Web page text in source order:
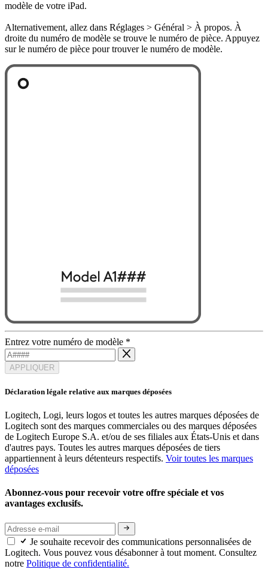
modèle de votre iPad.
Alternativement, allez dans Réglages > Général > À propos. À
droite du numéro de modèle se trouve le numéro de pièce. Appuyez
sur le numéro de pièce pour trouver le numéro de modèle.
Entrez votre numéro de modèle *
APPLIQUER
Déclaration légale relative aux marques déposées
Logitech, Logi, leurs logos et toutes les autres marques déposées de
Logitech sont des marques commerciales ou des marques déposées
de Logitech Europe S.A. et/ou de ses filiales aux États-Unis et dans
d'autres pays. Toutes les autres marques déposées de tiers
appartiennent à leurs détenteurs respectifs. Voir toutes les marques
déposées
Abonnez-vous pour recevoir votre offre spéciale et vos
avantages exclusifs.
Je souhaite recevoir des communications personnalisées de
Logitech. Vous pouvez vous désabonner à tout moment. Consultez
notre Politique de confidentialité.